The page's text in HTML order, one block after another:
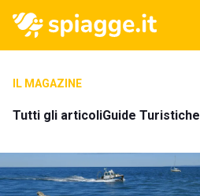
IL MAGAZINE
Tutti gli articoliGuide Turistiche